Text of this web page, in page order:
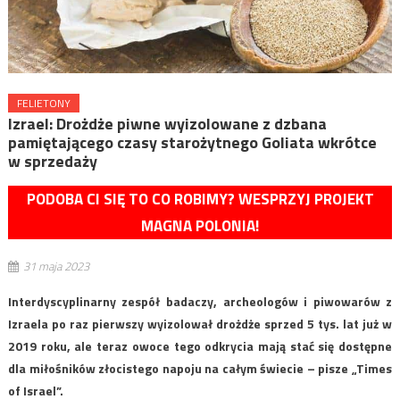
FELIETONY
Izrael: Drożdże piwne wyizolowane z dzbana
pamiętającego czasy starożytnego Goliata wkrótce
w sprzedaży
PODOBA CI SIĘ TO CO ROBIMY? WESPRZYJ PROJEKT
MAGNA POLONIA!
31 maja 2023
Interdyscyplinarny zespół badaczy, archeologów i piwowarów z
Izraela po raz pierwszy wyizolował drożdże sprzed 5 tys. lat już w
2019 roku, ale teraz owoce tego odkrycia mają stać się dostępne
dla miłośników złocistego napoju na całym świecie – pisze „Times
of Israel”.